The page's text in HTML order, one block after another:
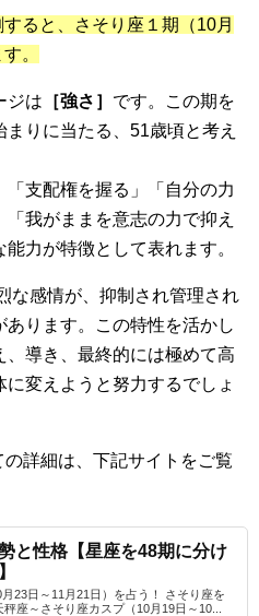
ると、さそり座１期
（10月
。
ジは ［強さ］ です。この期を
りに当たる、51歳頃と考え
支配権を握る」「自分の力
我がままを意志の力で抑え
力が特徴として表れます。
な感情が、抑制され管理され
ります。この特性を活かし
導き、最終的には極めて高
変えようと努力するでしょ
の詳細は、下記サイトをご覧
と性格【星座を48期に分け
23日～11月21日）を占う！ さそり座を
座～さそり座カスプ（10月19日～10...